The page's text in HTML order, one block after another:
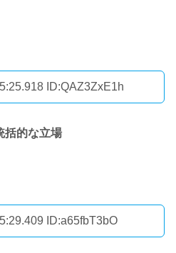
ID:QAZ3ZxE1h
括的な立場
ID:a65fbT3bO